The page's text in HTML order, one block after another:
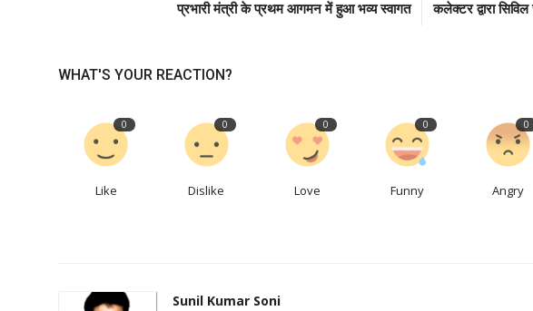
प्रभारी मंत्री के प्रथम आगमन में हुआ भव्य स्वागत कलेक्टर द्वारा
WHAT'S YOUR REACTION?
0
Like
0
Dislike
0
Love
0
Funny
0
Angry
Sunil Kumar Soni